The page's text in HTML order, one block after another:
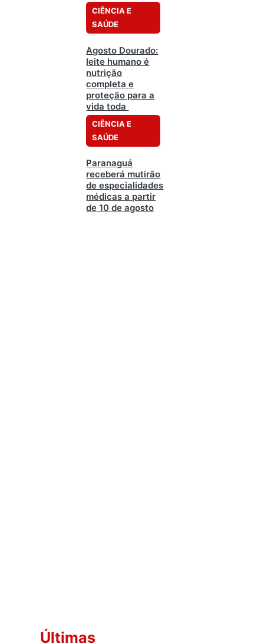
CIÊNCIA E
SAÚDE
Agosto Dourado:
leite humano é
nutrição
completa e
proteção para a
vida toda
CIÊNCIA E
SAÚDE
Paranaguá
receberá mutirão
de especialidades
médicas a partir
de 10 de agosto
Últimas